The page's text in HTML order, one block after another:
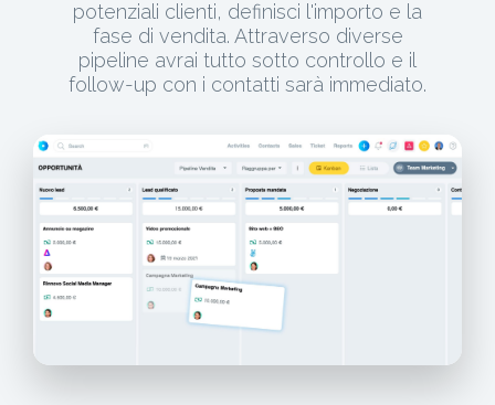
potenziali clienti, definisci l'importo e la
fase di vendita. Attraverso diverse
pipeline avrai tutto sotto controllo e il
follow-up con i contatti sarà immediato.